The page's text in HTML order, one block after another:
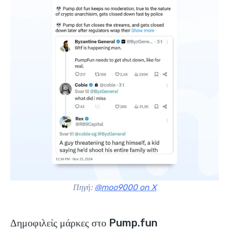
Πηγή: @moo9000 on X
Δημοφιλείς μάρκες στο Pump.fun